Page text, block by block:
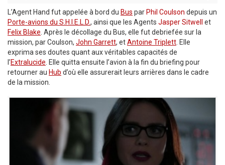
L’Agent Hand fut appelée à bord du Bus par Phil Coulson depuis un
Porte-avions du S.H.I.E.L.D., ainsi que les Agents Jasper Sitwell
et
Felix Blake . Après le décollage du Bus, elle fut debriefée sur la
mission, par Coulson, John Garrett, etAntoine Triplett . Elle
exprima ses doutes quant aux véritables capacités de
l’Extralucide . Elle quitta ensuite l’avion à la fin du briefing pour
retourner au Hub d’où elle assurerait leurs arrières dans le cadre
de la mission.